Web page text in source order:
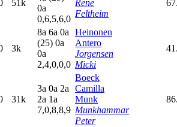
51k
0a
0,6,5,6,0
Rene
Feltheim
3k
8a 6a 0a
(25) 0a
0a
2,4,0,0,0
Heinonen
Antero
Jorgensen
Micki
31k
3a 0a 2a
2a 1a
7,0,8,8,9
Boeck
Camilla
Munk
Munkhammar
Peter